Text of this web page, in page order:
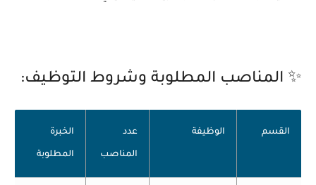
✨ المناصب المطلوبة وشروط التوظيف:
القسم الوظيفة عدد
المناصب
الخبرة
المطلوبة